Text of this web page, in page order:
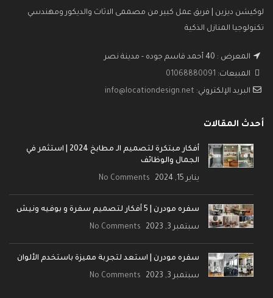
لوكيشن ديزين | فريق عمل كبير من مصممى الاثاث والديكور ومهندسي
تكنولوجيا المنازل الذكية
المعرض : 40 أحمد قاسم جوده - مدينة نصر
المبيعات: 01068880091
البريد الإلكتروني: info@locationdesign.net
أحدث المقالات
أفكار مبتكرة لتصميم الـ مطابخ 2024 | استثمر في
الجمال والوظائف
يناير 15, 2024 No Comments
سفره مودرن | 5 أفكار لتصميم سفرة و بوفيه ونيش
سبتمبر 3, 2023 No Comments
سفره مودرن | استعد لتجربة مميزة باستخدم الألوان
سبتمبر 3, 2023 No Comments